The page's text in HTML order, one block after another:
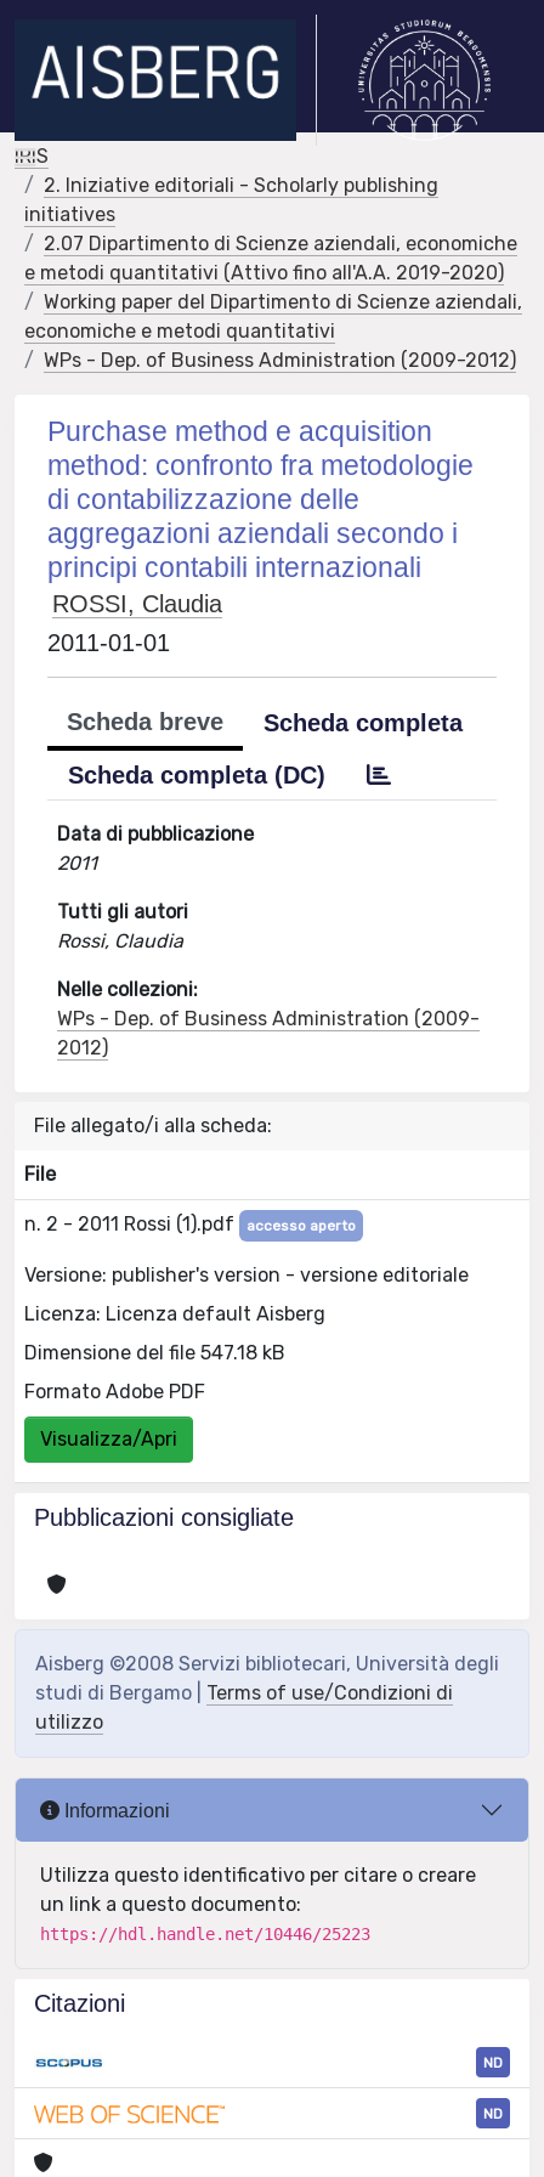
IRIS
2. Iniziative editoriali - Scholarly publishing
initiatives
2.07 Dipartimento di Scienze aziendali, economiche
e metodi quantitativi (Attivo fino all'A.A. 2019-2020)
Working paper del Dipartimento di Scienze aziendali,
economiche e metodi quantitativi
WPs - Dep. of Business Administration (2009-2012)
Purchase method e acquisition
method: confronto fra metodologie
di contabilizzazione delle
aggregazioni aziendali secondo i
principi contabili internazionali
ROSSI, Claudia
2011-01-01
Scheda breve
Scheda completa
Scheda completa (DC)
Data di pubblicazione
2011
Tutti gli autori
Rossi, Claudia
Nelle collezioni:
WPs - Dep. of Business Administration (2009-
2012)
File allegato/i alla scheda:
File
n. 2 - 2011 Rossi (1).pdf accesso aperto
Versione: publisher's version - versione editoriale
Licenza: Licenza default Aisberg
Dimensione del file 547.18 kB
Formato Adobe PDF
Visualizza/Apri
Pubblicazioni consigliate
Aisberg ©2008 Servizi bibliotecari, Università degli
studi di Bergamo | Terms of use/Condizioni di
utilizzo
Informazioni
Utilizza questo identificativo per citare o creare
un link a questo documento:
https://hdl.handle.net/10446/25223
Citazioni
ND
ND